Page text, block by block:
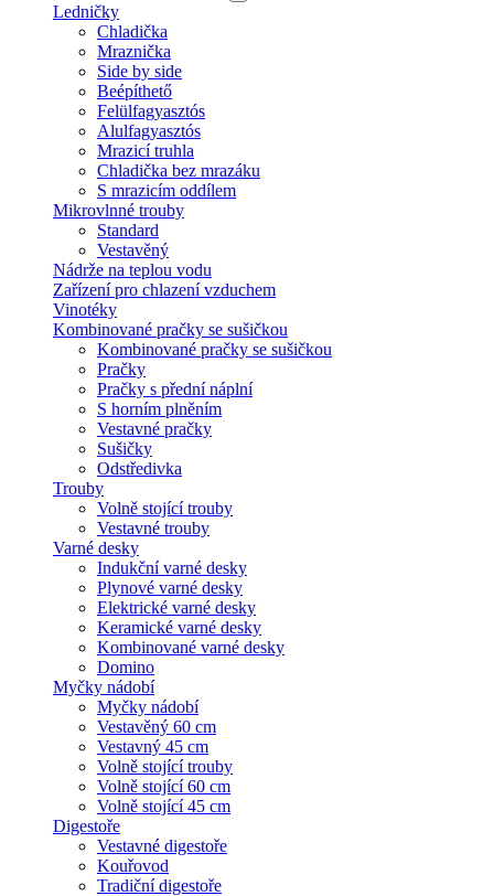
Ledničky
Chladička
Mraznička
Side by side
Beépíthető
Felülfagyasztós
Alulfagyasztós
Mrazicí truhla
Chladička bez mrazáku
S mrazicím oddílem
Mikrovlnné trouby
Standard
Vestavěný
Nádrže na teplou vodu
Zařízení pro chlazení vzduchem
Vinotéky
Kombinované pračky se sušičkou
Kombinované pračky se sušičkou
Pračky
Pračky s přední náplní
S horním plněním
Vestavné pračky
Sušičky
Odstředivka
Trouby
Volně stojící trouby
Vestavné trouby
Varné desky
Indukční varné desky
Plynové varné desky
Elektrické varné desky
Keramické varné desky
Kombinované varné desky
Domino
Myčky nádobí
Myčky nádobí
Vestavěný 60 cm
Vestavný 45 cm
Volně stojící trouby
Volně stojící 60 cm
Volně stojící 45 cm
Digestoře
Vestavné digestoře
Kouřovod
Tradiční digestoře